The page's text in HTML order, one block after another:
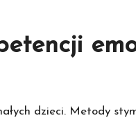
dzieci. Metody